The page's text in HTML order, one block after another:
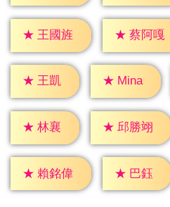
★ 王國旌 ★ 蔡阿嘎
★ 王凱 ★ Mina
★ 林襄 ★ 邱勝翊
★ 賴銘偉 ★ 巴鈺